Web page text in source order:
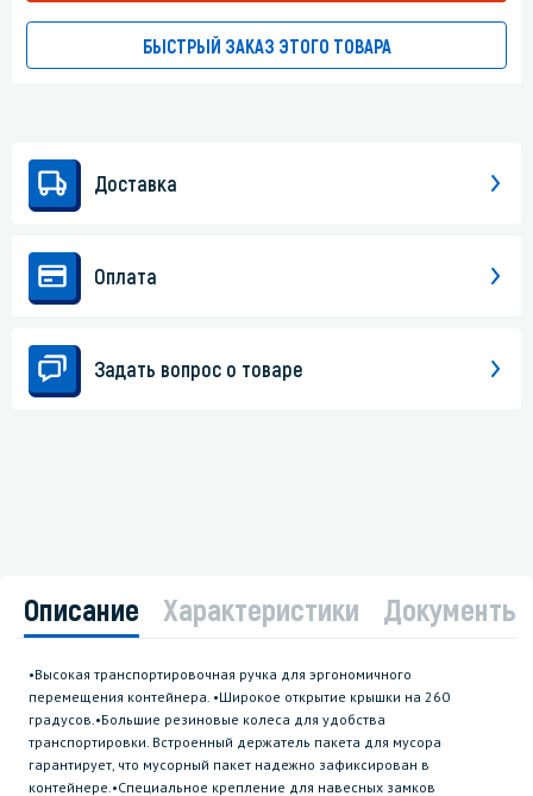
БЫСТРЫЙ ЗАКАЗ ЭТОГО ТОВАРА
Доставка
Оплата
Задать вопрос о товаре
Описание Характеристики Документы
•Высокая транспортировочная ручка для эргономичного
перемещения контейнера. •Широкое открытие крышки на 260
градусов.•Большие резиновые колеса для удобства
транспортировки. Встроенный держатель пакета для мусора
гарантирует, что мусорный пакет надежно зафиксирован в
контейнере.•Специальное крепление для навесных замков